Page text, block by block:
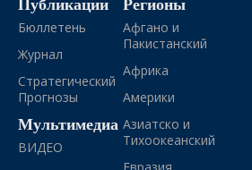
Бюллетень
Журнал
Стратегический
Прогнозы
Мультимедиа
ВИДЕО
Афгано и
Пакистанский
Африка
Америки
Азиатско и
Тихоокеанский
Евразия